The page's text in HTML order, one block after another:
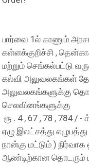
பார்வை 1ல் காணும்
கள்ளக்குறிச்சி ,
மற்றும் செங்கல்பட்டு
கல்வி அலுவலகங்கள்
அலுவலகங்களுக்கு
செலவினங்களுக்கு
ரூ . 4 , 67 , 78 , 784 /
ஏழு இலட்சத்து
நான்கு மட்டும் )
ஆண்டிற்கான தொடரும்